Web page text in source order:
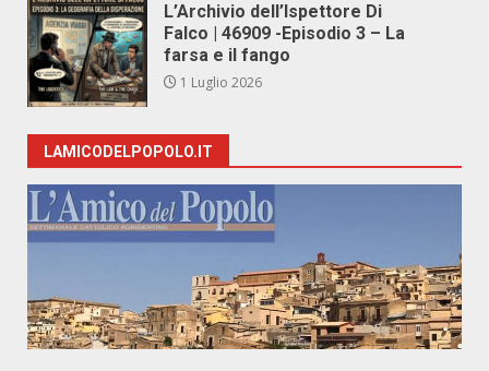
L’Archivio dell’Ispettore Di
Falco | 46909 -Episodio 3 – La
farsa e il fango
1 Luglio 2026
LAMICODELPOPOLO.IT